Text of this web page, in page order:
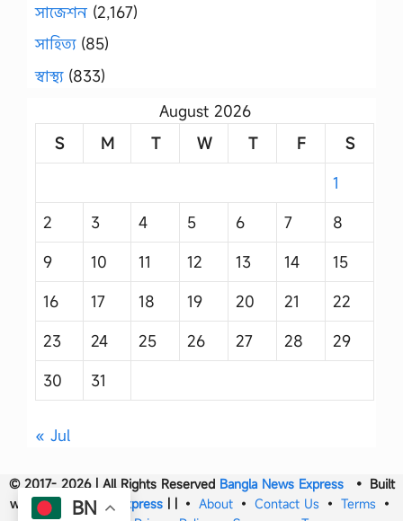
সাজেশন (2,167)
সাহিত্য(85)
স্বাস্থ্য(833)
August 2026
S
M T W T F
S
1
2
3 4 5 6 7
8
9
10 11 12 13 14
15
16
17 18 19 20 21
22
23
24 25 26 27 28
29
30
31
« Jul
© 2017- 2026 | All Rights Reserved Bangla News Express• Built
withBangla News Express | | • About • Contact Us • Terms •
BN